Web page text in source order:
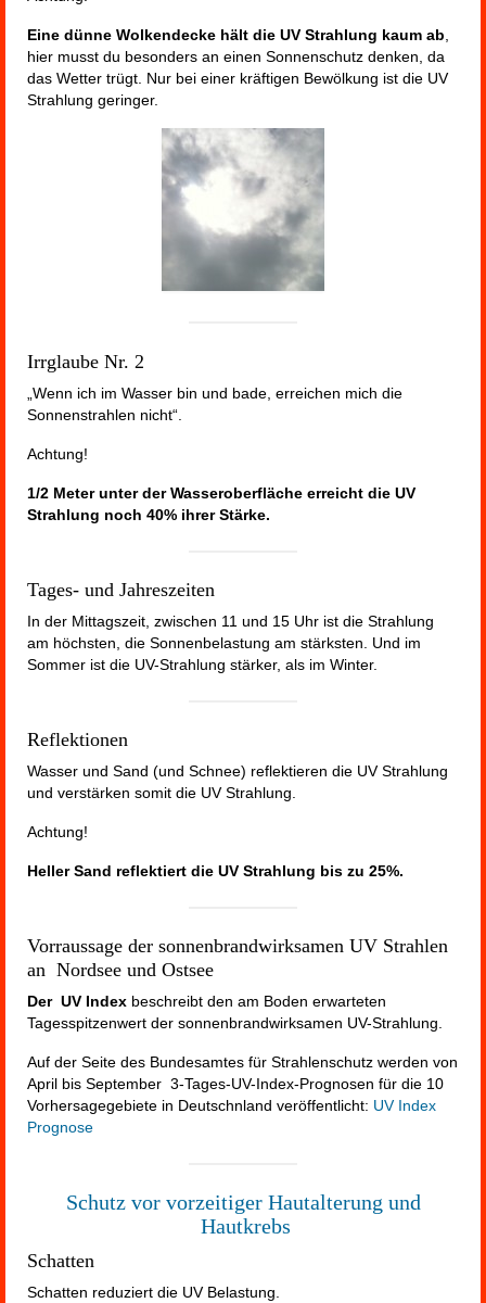
Eine dünne Wolkendecke hält die UV Strahlung kaum ab,
hier musst du besonders an einen Sonnenschutz denken, da
das Wetter trügt. Nur bei einer kräftigen Bewölkung ist die UV
Strahlung geringer.
Irrglaube Nr. 2
„Wenn ich im Wasser bin und bade, erreichen mich die
Sonnenstrahlen nicht“.
Achtung!
1/2 Meter unter der Wasseroberfläche erreicht die UV
Strahlung noch 40% ihrer Stärke.
Tages- und Jahreszeiten
In der Mittagszeit, zwischen 11 und 15 Uhr ist die Strahlung
am höchsten, die Sonnenbelastung am stärksten. Und im
Sommer ist die UV-Strahlung stärker, als im Winter.
Reflektionen
Wasser und Sand (und Schnee) reflektieren die UV Strahlung
und verstärken somit die UV Strahlung.
Achtung!
Heller Sand reflektiert die UV Strahlung bis zu 25%.
Vorraussage der sonnenbrandwirksamen UV Strahlen
an Nordsee und Ostsee
Der UV Index beschreibt den am Boden erwarteten
Tagesspitzenwert der sonnenbrandwirksamen UV-Strahlung.
Auf der Seite des Bundesamtes für Strahlenschutz werden von
April bis September 3-Tages-UV-Index-Prognosen für die 10
Vorhersagegebiete in Deutschnland veröffentlicht: UV Index
Prognose
Schutz vor vorzeitiger Hautalterung und
Hautkrebs
Schatten
Schatten reduziert die UV Belastung.